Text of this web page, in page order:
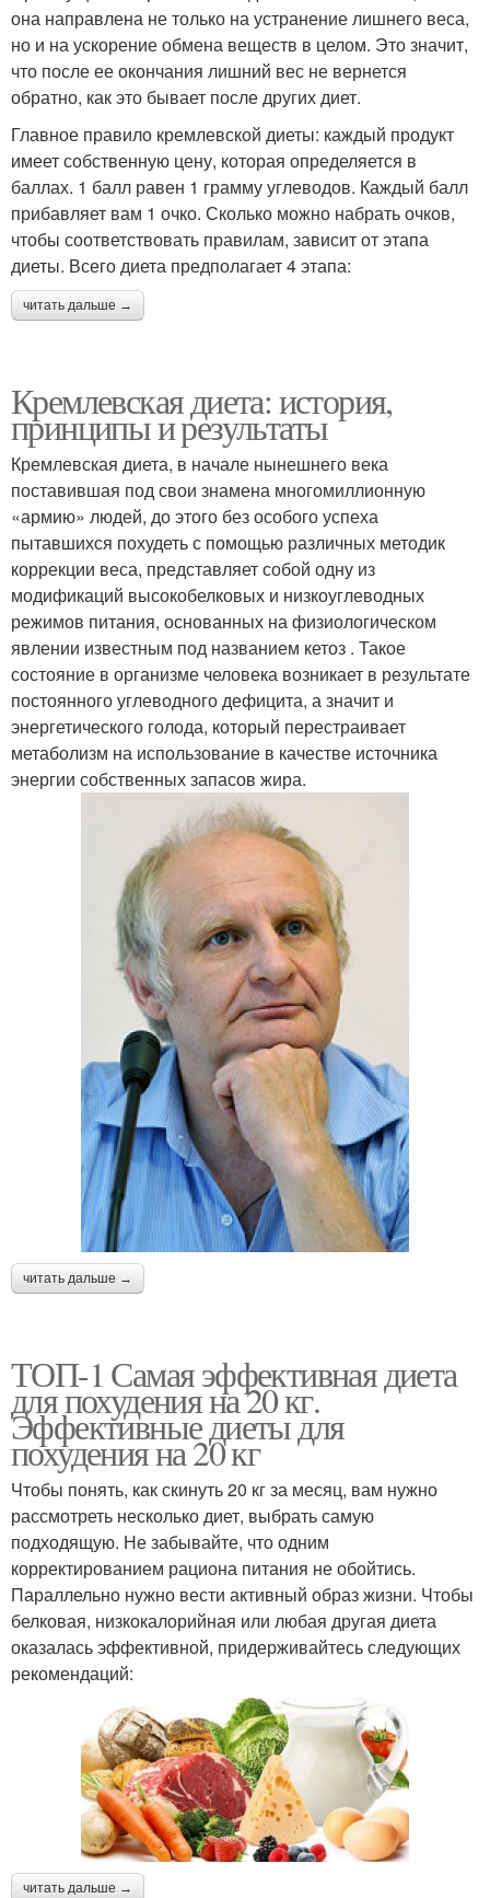
она направлена не только на устранение лишнего веса,
но и на ускорение обмена веществ в целом. Это значит,
что после ее окончания лишний вес не вернется
обратно, как это бывает после других диет.
Главное правило кремлевской диеты: каждый продукт
имеет собственную цену, которая определяется в
баллах. 1 балл равен 1 грамму углеводов. Каждый балл
прибавляет вам 1 очко. Сколько можно набрать очков,
чтобы соответствовать правилам, зависит от этапа
диеты. Всего диета предполагает 4 этапа:
читать дальше →
Кремлевская диета: история,
принципы и результаты
Кремлевская диета, в начале нынешнего века
поставившая под свои знамена многомиллионную
«армию» людей, до этого без особого успеха
пытавшихся похудеть с помощью различных методик
коррекции веса, представляет собой одну из
модификаций высокобелковых и низкоуглеводных
режимов питания, основанных на физиологическом
явлении известным под названием кетоз . Такое
состояние в организме человека возникает в результате
постоянного углеводного дефицита, а значит и
энергетического голода, который перестраивает
метаболизм на использование в качестве источника
энергии собственных запасов жира.
читать дальше →
ТОП-1 Самая эффективная диета
для похудения на 20 кг.
Эффективные диеты для
похудения на 20 кг
Чтобы понять, как скинуть 20 кг за месяц, вам нужно
рассмотреть несколько диет, выбрать самую
подходящую. Не забывайте, что одним
корректированием рациона питания не обойтись.
Параллельно нужно вести активный образ жизни. Чтобы
белковая, низкокалорийная или любая другая диета
оказалась эффективной, придерживайтесь следующих
рекомендаций:
читать дальше →